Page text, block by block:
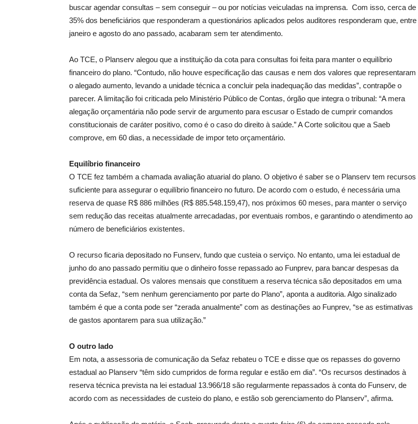
buscar agendar consultas – sem conseguir – ou por notícias veiculadas na imprensa. Com isso, cerca de
35% dos beneficiários que responderam a questionários aplicados pelos auditores responderam que, entre
janeiro e agosto do ano passado, acabaram sem ter atendimento.
Ao TCE, o Planserv alegou que a instituição da cota para consultas foi feita para manter o equilíbrio
financeiro do plano. “Contudo, não houve especificação das causas e nem dos valores que representaram
o alegado aumento, levando a unidade técnica a concluir pela inadequação das medidas”, contrapõe o
parecer. A limitação foi criticada pelo Ministério Público de Contas, órgão que integra o tribunal: “A mera
alegação orçamentária não pode servir de argumento para escusar o Estado de cumprir comandos
constitucionais de caráter positivo, como é o caso do direito à saúde.” A Corte solicitou que a Saeb
comprove, em 60 dias, a necessidade de impor teto orçamentário.
Equilíbrio financeiro
O TCE fez também a chamada avaliação atuarial do plano. O objetivo é saber se o Planserv tem recursos
suficiente para assegurar o equilíbrio financeiro no futuro. De acordo com o estudo, é necessária uma
reserva de quase R$ 886 milhões (R$ 885.548.159,47), nos próximos 60 meses, para manter o serviço
sem redução das receitas atualmente arrecadadas, por eventuais rombos, e garantindo o atendimento ao
número de beneficiários existentes.
O recurso ficaria depositado no Funserv, fundo que custeia o serviço. No entanto, uma lei estadual de
junho do ano passado permitiu que o dinheiro fosse repassado ao Funprev, para bancar despesas da
previdência estadual. Os valores mensais que constituem a reserva técnica são depositados em uma
conta da Sefaz, “sem nenhum gerenciamento por parte do Plano”, aponta a auditoria. Algo sinalizado
também é que a conta pode ser “zerada anualmente” com as destinações ao Funprev, “se as estimativas
de gastos apontarem para sua utilização.”
O outro lado
Em nota, a assessoria de comunicação da Sefaz rebateu o TCE e disse que os repasses do governo
estadual ao Planserv “têm sido cumpridos de forma regular e estão em dia”. “Os recursos destinados à
reserva técnica prevista na lei estadual 13.966/18 são regularmente repassados à conta do Funserv, de
acordo com as necessidades de custeio do plano, e estão sob gerenciamento do Planserv”, afirma.